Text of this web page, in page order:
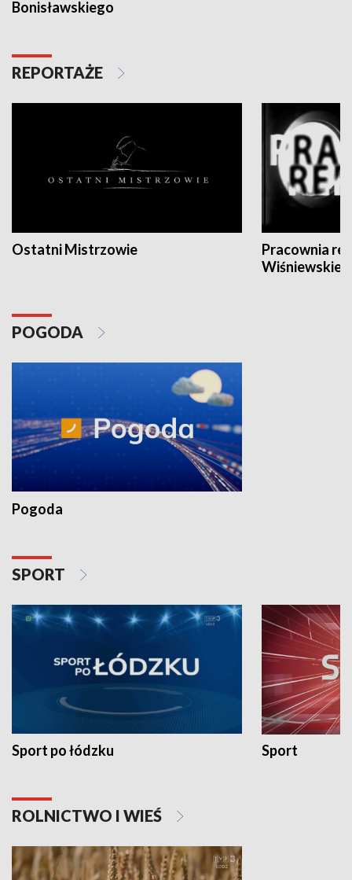
Bonisławskiego
REPORTAŻE
Ostatni Mistrzowie
Pracownia
POGODA
Pogoda
SPORT
Sport po łódzku Sport
ROLNICTWO I WIEŚ